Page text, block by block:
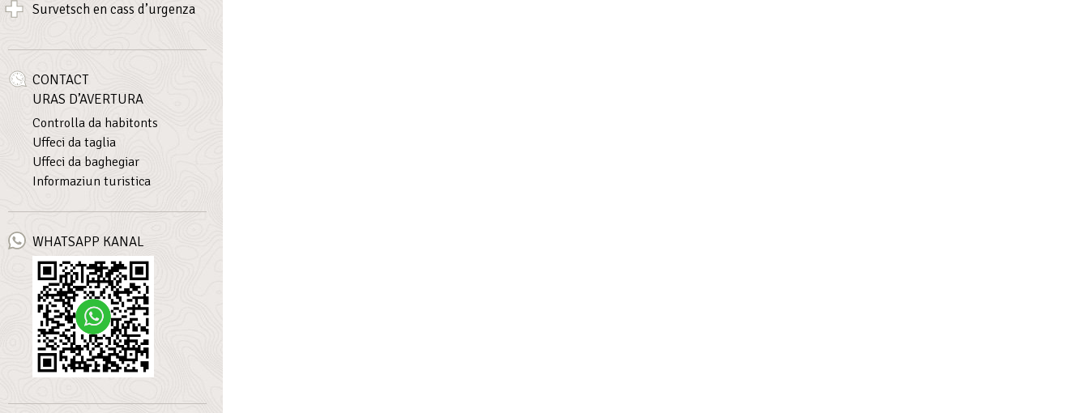
Survetsch en cass d’urgenza
CONTACT
URAS D’AVERTURA
Controlla da habitonts
Uffeci da taglia
Uffeci da baghegiar
Informaziun turistica
WHATSAPP KANAL